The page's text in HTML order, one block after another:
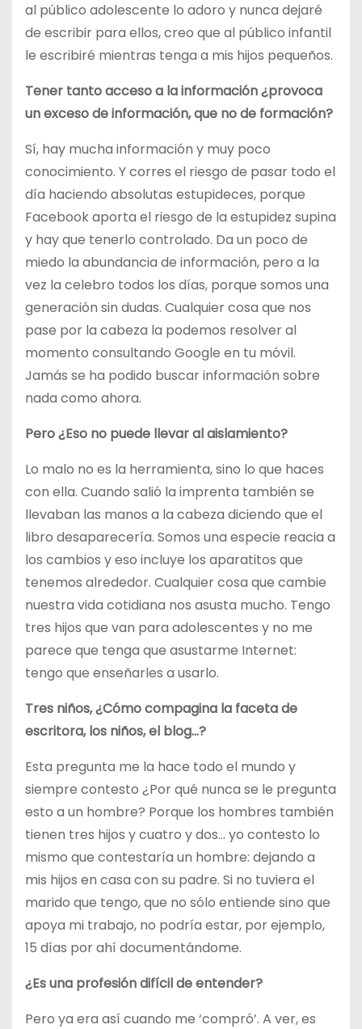
al público adolescente lo adoro y nunca dejaré
de escribir para ellos, creo que al público infantil
le escribiré mientras tenga a mis hijos pequeños.
Tener tanto acceso a la información ¿provoca
un exceso de información, que no de formación?
Sí, hay mucha información y muy poco
conocimiento. Y corres el riesgo de pasar todo el
día haciendo absolutas estupideces, porque
Facebook aporta el riesgo de la estupidez supina
y hay que tenerlo controlado. Da un poco de
miedo la abundancia de información, pero a la
vez la celebro todos los días, porque somos una
generación sin dudas. Cualquier cosa que nos
pase por la cabeza la podemos resolver al
momento consultando Google en tu móvil.
Jamás se ha podido buscar información sobre
nada como ahora.
Pero ¿Eso no puede llevar al aislamiento?
Lo malo no es la herramienta, sino lo que haces
con ella. Cuando salió la imprenta también se
llevaban las manos a la cabeza diciendo que el
libro desaparecería. Somos una especie reacia a
los cambios y eso incluye los aparatitos que
tenemos alrededor. Cualquier cosa que cambie
nuestra vida cotidiana nos asusta mucho. Tengo
tres hijos que van para adolescentes y no me
parece que tenga que asustarme Internet:
tengo que enseñarles a usarlo.
Tres niños, ¿Cómo compagina la faceta de
escritora, los niños, el blog…?
Esta pregunta me la hace todo el mundo y
siempre contesto ¿Por qué nunca se le pregunta
esto a un hombre? Porque los hombres también
tienen tres hijos y cuatro y dos… yo contesto lo
mismo que contestaría un hombre: dejando a
mis hijos en casa con su padre. Si no tuviera el
marido que tengo, que no sólo entiende sino que
apoya mi trabajo, no podría estar, por ejemplo,
15 días por ahí documentándome.
¿Es una profesión difícil de entender?
Pero ya era así cuando me ‘compró’. A ver, es